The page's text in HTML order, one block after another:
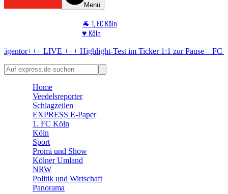
Menü
🐐 1. FC Köln
♥️ Köln
🏆 Sport
+++Highlight-Test im Ticker1:1 zur Pause – FC mit
Home
Veedelsreporter
Schlagzeilen
EXPRESS E-Paper
1. FC Köln
Köln
Sport
Promi und Show
Kölner Umland
NRW
Politik und Wirtschaft
Panorama